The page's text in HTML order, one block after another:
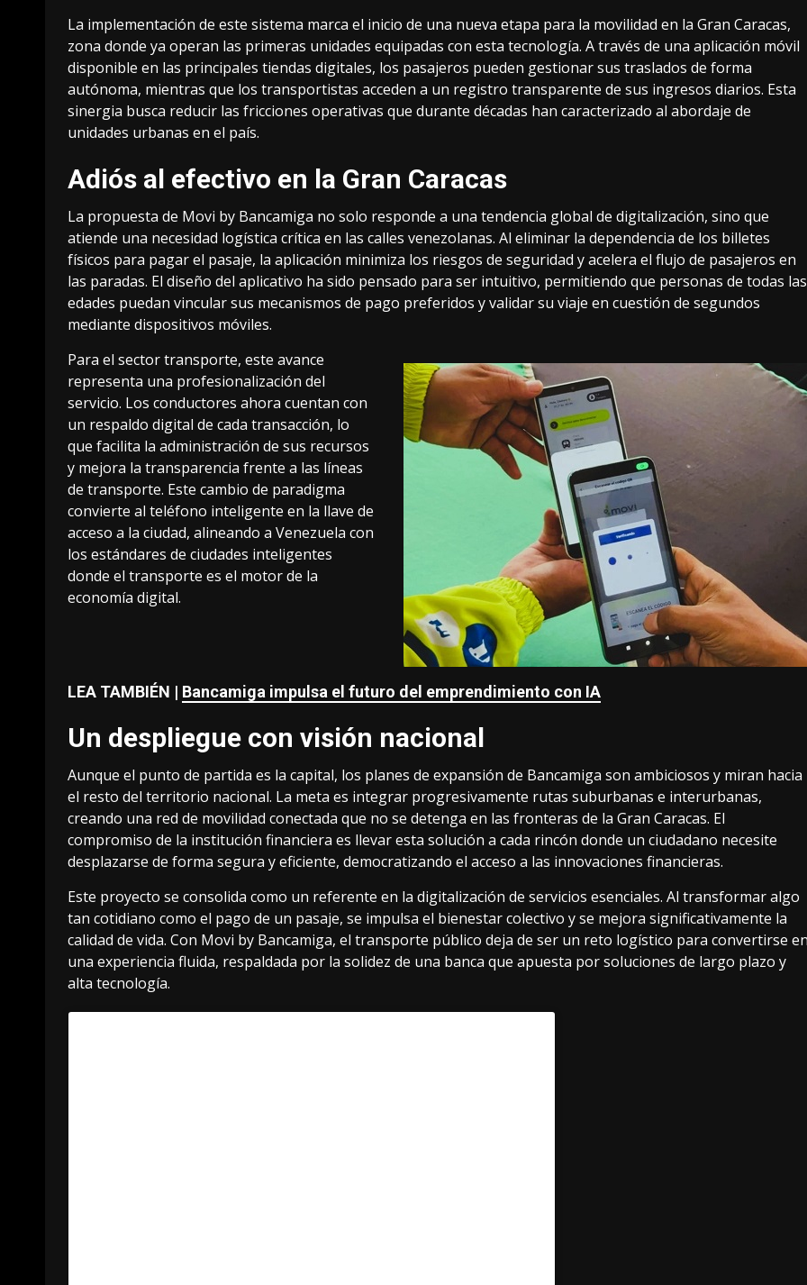
La implementación de este sistema marca el inicio de una nueva etapa para la movilidad en la Gran Caracas,
zona donde ya operan las primeras unidades equipadas con esta tecnología. A través de una aplicación móvil
disponible en las principales tiendas digitales, los pasajeros pueden gestionar sus traslados de forma
autónoma, mientras que los transportistas acceden a un registro transparente de sus ingresos diarios. Esta
sinergia busca reducir las fricciones operativas que durante décadas han caracterizado al abordaje de
unidades urbanas en el país.
Adiós al efectivo en la Gran Caracas
La propuesta de Movi by Bancamiga no solo responde a una tendencia global de digitalización, sino que
atiende una necesidad logística crítica en las calles venezolanas. Al eliminar la dependencia de los billetes
físicos para pagar el pasaje, la aplicación minimiza los riesgos de seguridad y acelera el flujo de pasajeros en
las paradas. El diseño del aplicativo ha sido pensado para ser intuitivo, permitiendo que personas de todas las
edades puedan vincular sus mecanismos de pago preferidos y validar su viaje en cuestión de segundos
mediante dispositivos móviles.
Para el sector transporte, este avance
representa una profesionalización del
servicio. Los conductores ahora cuentan con
un respaldo digital de cada transacción, lo
que facilita la administración de sus recursos
y mejora la transparencia frente a las líneas
de transporte. Este cambio de paradigma
convierte al teléfono inteligente en la llave de
acceso a la ciudad, alineando a Venezuela con
los estándares de ciudades inteligentes
donde el transporte es el motor de la
economía digital.
LEA TAMBIÉN | Bancamiga impulsa el futuro del emprendimiento con IA
Un despliegue con visión nacional
Aunque el punto de partida es la capital, los planes de expansión de Bancamiga son ambiciosos y miran hacia
el resto del territorio nacional. La meta es integrar progresivamente rutas suburbanas e interurbanas,
creando una red de movilidad conectada que no se detenga en las fronteras de la Gran Caracas. El
compromiso de la institución financiera es llevar esta solución a cada rincón donde un ciudadano necesite
desplazarse de forma segura y eficiente, democratizando el acceso a las innovaciones financieras.
Este proyecto se consolida como un referente en la digitalización de servicios esenciales. Al transformar algo
tan cotidiano como el pago de un pasaje, se impulsa el bienestar colectivo y se mejora significativamente la
calidad de vida. Con Movi by Bancamiga, el transporte público deja de ser un reto logístico para convertirse
una experiencia fluida, respaldada por la solidez de una banca que apuesta por soluciones de largo plazo y
alta tecnología.